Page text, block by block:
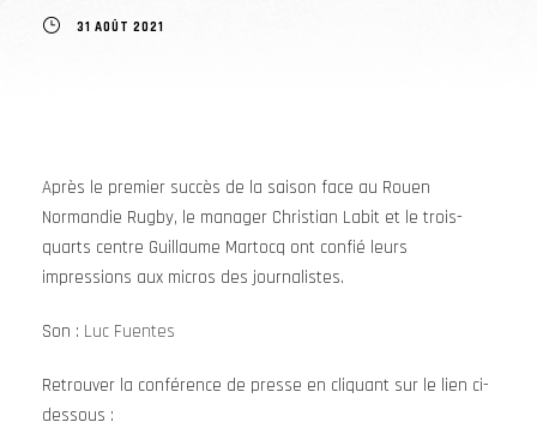
31 AOÛT 2021
Après le premier succès de la saison face au Rouen
Normandie Rugby, le manager Christian Labit et le trois-
quarts centre Guillaume Martocq ont confié leurs
impressions aux micros des journalistes.
Son : Luc Fuentes
Retrouver la conférence de presse en cliquant sur le lien ci-
dessous :